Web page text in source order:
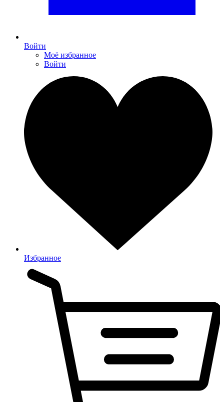
Войти
Моё избранное
Войти
Избранное